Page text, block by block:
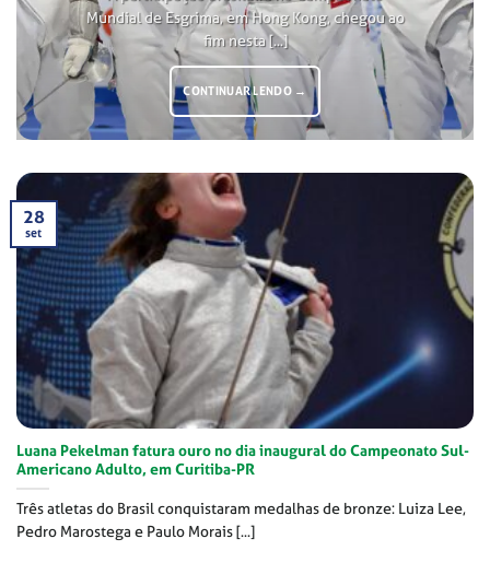
Mundial de Esgrima, em Hong Kong, chegou ao
fim nesta [...]
CONTINUAR LENDO →
Luana Pekelman fatura ouro no dia inaugural do Campeonato Sul-
Americano Adulto, em Curitiba-PR
Três atletas do Brasil conquistaram medalhas de bronze: Luiza Lee,
Pedro Marostega e Paulo Morais [...]
28
set